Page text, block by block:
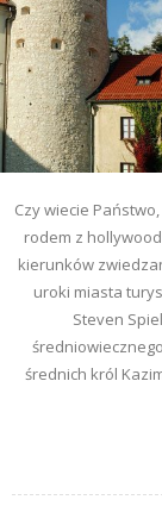
Czy wiecie
rodem z
kierunków
uroki miasta
Steven
średnich król